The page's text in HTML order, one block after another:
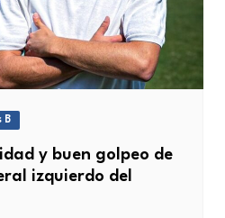
B
y buen golpeo de
izquierdo del